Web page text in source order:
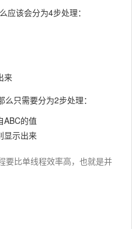
应该会分为4步处理：
来
只需要分为2步处理：
ABC的值
显示出来
要比单线程效率高，也就是并